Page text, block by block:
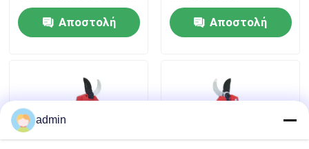
Ζητήστε μια προσφορά
Φορητό μίνι αλυσιδοπρίονο
ηλεκτρικό αλυσιδοπρίονο
βάρους με μπαταρία
Αποστολή
διάμετρο κοπής
45mm, με ελαφρύ
σχεδιασμό 1,3kg
Αποστολή
admin